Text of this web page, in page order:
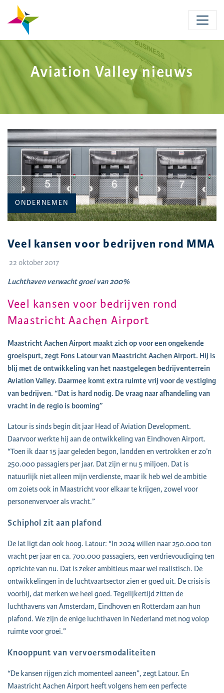
content
Aviation Valley nieuws
CATEGORIE:
ONDERNEMEN
Veel kansen voor bedrijven rond MMA
22 oktober 2017
Luchthaven verwacht groei van 200%
Veel kansen voor bedrijven rond
Maastricht Aachen Airport
Maastricht Aachen Airport maakt zich op voor een ongekende
groeispurt, zegt Fons Latour van Maastricht Aachen Airport. Hij is
blij met de ontwikkeling van het naastgelegen bedrijventerrein
Aviation Valley. Daarmee komt extra ruimte vrij voor de vestiging
van bedrijven. “Dat is hard nodig. De vraag naar afhandeling van
vracht in de regio is booming”
Latour is sinds begin dit jaar Head of Aviation Development.
Daarvoor werkte hij aan de ontwikkeling van Eindhoven Airport.
“Toen ik daar 15 jaar geleden begon, landden en vertrokken er zo’n
250.000 passagiers per jaar. Dat zijn er nu 5 miljoen. Dat is
natuurlijk niet alleen mijn verdienste, maar ik heb wel de ambitie
om zoiets ook in Maastricht voor elkaar te krijgen, zowel voor
personenvervoer als vracht.”
Schiphol zit aan plafond
De lat ligt dan ook hoog. Latour: “In 2024 willen naar 250.000 ton
vracht per jaar en ca. 700.000 passagiers, een verdrievoudiging ten
opzichte van nu. Dat is zeker ambitieus maar wel realistisch. De
ontwikkelingen in de luchtvaartsector zien er goed uit. De crisis is
voorbij, dat merken we heel goed. Tegelijkertijd zitten de
luchthavens van Amsterdam, Eindhoven en Rotterdam aan hun
plafond. We zijn de enige luchthaven in Nederland met nog volop
ruimte voor groei.”
Knooppunt van vervoersmodaliteiten
“De kansen rijgen zich momenteel aaneen”, zegt Latour. En
Maastricht Aachen Airport heeft volgens hem een perfecte